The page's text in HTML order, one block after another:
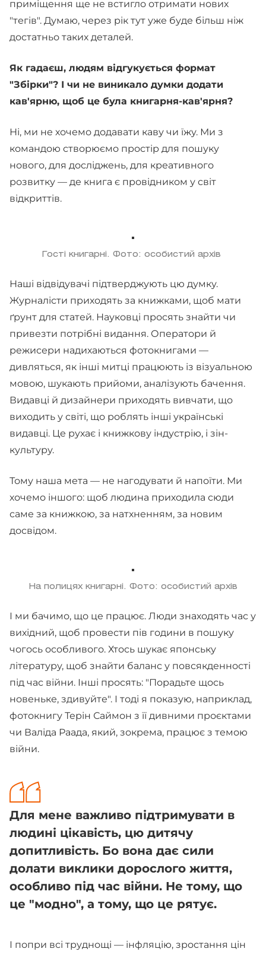
приміщення ще не встигло отримати нових
"тегів". Думаю, через рік тут уже буде більш ніж
достатньо таких деталей.
Як гадаєш, людям відгукується формат
"Збірки"? І чи не виникало думки додати
кав'ярню, щоб це була книгарня-кав'ярня?
Ні, ми не хочемо додавати каву чи їжу. Ми з
командою створюємо простір для пошуку
нового, для досліджень, для креативного
розвитку — де книга є провідником у світ
відкриттів.
Гості книгарні. Фото: особистий архів
Наші відвідувачі підтверджують цю думку.
Журналісти приходять за книжками, щоб мати
ґрунт для статей. Науковці просять знайти чи
привезти потрібні видання. Оператори й
режисери надихаються фотокнигами —
дивляться, як інші митці працюють із візуальною
мовою, шукають прийоми, аналізують бачення.
Видавці й дизайнери приходять вивчати, що
виходить у світі, що роблять інші українські
видавці. Це рухає і книжкову індустрію, і зін-
культуру.
Тому наша мета — не нагодувати й напоїти. Ми
хочемо іншого: щоб людина приходила сюди
саме за книжкою, за натхненням, за новим
досвідом.
На полицях книгарні. Фото: особистий архів
І ми бачимо, що це працює. Люди знаходять час у
вихідний, щоб провести пів години в пошуку
чогось особливого. Хтось шукає японську
літературу, щоб знайти баланс у повсякденності
під час війни. Інші просять: "Порадьте щось
новеньке, здивуйте". І тоді я показую, наприклад,
фотокнигу Терін Саймон з її дивними проєктами
чи Валіда Раада, який, зокрема, працює з темою
війни.
Для мене важливо підтримувати в
людині цікавість, цю дитячу
допитливість. Бо вона дає сили
долати виклики дорослого життя,
особливо під час війни. Не тому, що
це "модно", а тому, що це рятує.
І попри всі труднощі — інфляцію, зростання цін